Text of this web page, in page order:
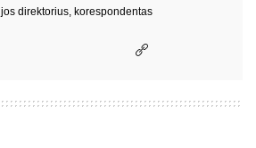
direktorius, korespondentas